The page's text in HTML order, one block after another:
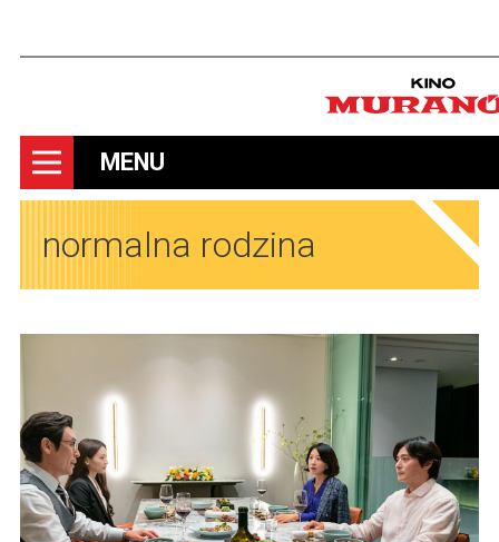
MENU
normalna rodzina